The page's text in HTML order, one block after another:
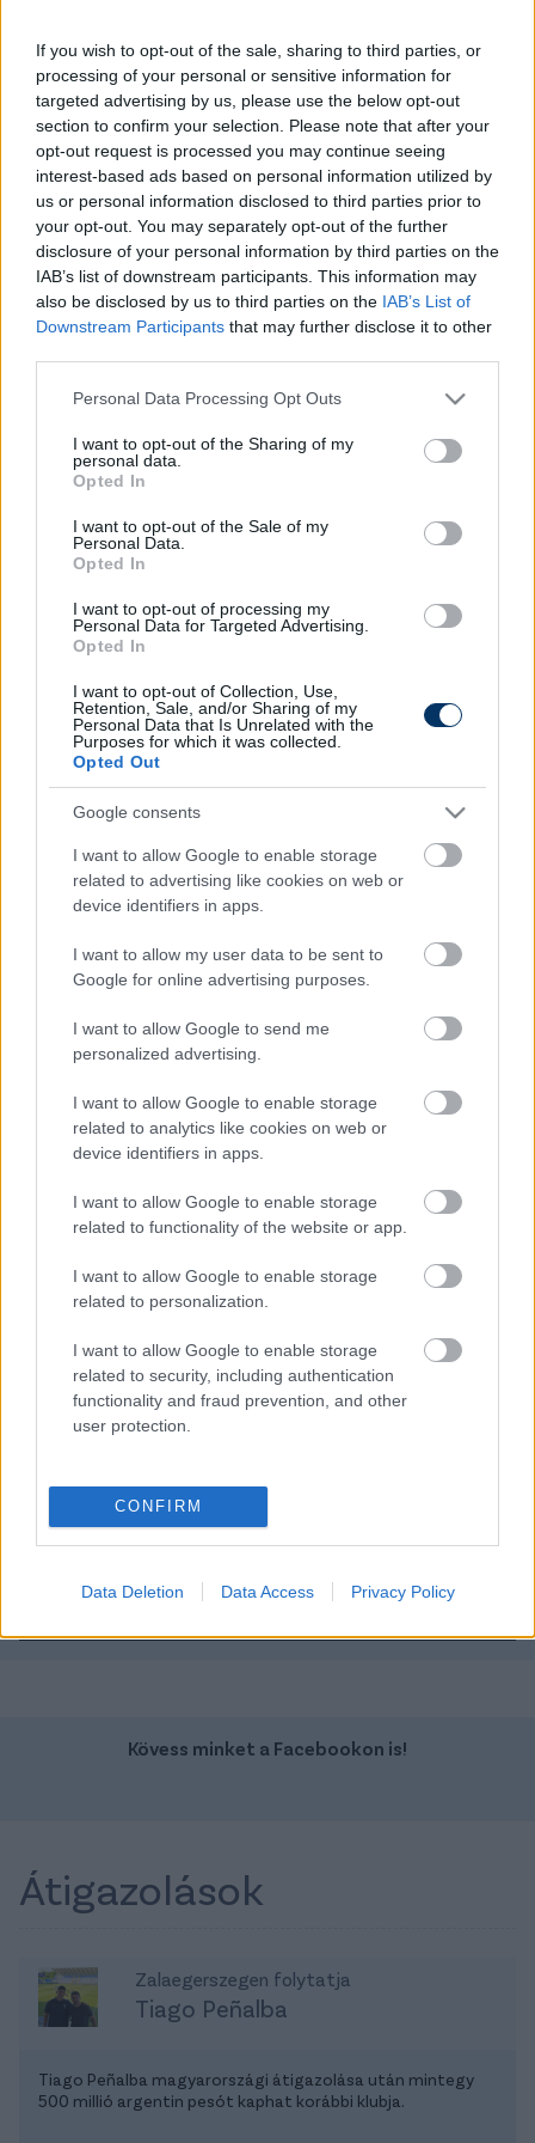
If you wish to opt-out of the sale, sharing to third parties, or
processing of your personal or sensitive information for
targeted advertising by us, please use the below opt-out
section to confirm your selection. Please note that after your
opt-out request is processed you may continue seeing
interest-based ads based on personal information utilized by
us or personal information disclosed to third parties prior to
your opt-out. You may separately opt-out of the further
disclosure of your personal information by third parties on the
IAB’s list of downstream participants. This information may
also be disclosed by us to third parties on the IAB’s List of
Downstream Participants that may further disclose it to other
Please note that this website/app uses one or more Google
not limited to your visit or usage behaviour. You may click to
grant or deny consent to Google and its third-party tags to
use your data for below specified purposes in below Google
consent section.
Personal Data Processing Opt Outs
I want to opt-out of the Sharing of my
personal data.
Opted In
I want to opt-out of the Sale of my
Personal Data.
Opted In
I want to opt-out of processing my
Personal Data for Targeted Advertising.
Opted In
I want to opt-out of Collection, Use,
Retention, Sale, and/or Sharing of my
Personal Data that Is Unrelated with the
Purposes for which it was collected.
Opted Out
Google consents
I want to allow Google to enable storage
related to advertising like cookies on web or
device identifiers in apps.
I want to allow my user data to be sent to
Google for online advertising purposes.
I want to allow Google to send me
personalized advertising.
I want to allow Google to enable storage
related to analytics like cookies on web or
device identifiers in apps.
I want to allow Google to enable storage
related to functionality of the website or app.
I want to allow Google to enable storage
related to personalization.
I want to allow Google to enable storage
related to security, including authentication
functionality and fraud prevention, and other
user protection.
CONFIRM
Data Deletion Data Access Privacy Policy
Magyar Kupa-mérkőzésen szerepelt - írja apfla.hu
belső védőként és védekező középpályásként is
bevethető labdarúgó ez idő alatt négy gólt szerzett
az NB I-ben, amelyek közül az egyik találat a 2022-
2023-as évadban a legszebbnek bizonyult az MLSZ
és az M4 Sport közös szavazásán.
A csapattal az elmúlt szezon végén bronzérmet
ünneplő 30 éves futballista szerződése június végén
lejár, és a nyáron távozik.
Nézd meg Batik bombagólját:
Itt állíthatod be, hogy a Csakfoci az elsők
Link másolása
CÍMKÉK: #PUSKÁS AKADÉMIA #BATIK BENCE
Autópiac
Ford Ranger
Szín: Fehér
Kövess minket a Facebookon is!
Átigazolások
Zalaegerszegen folytatja
Tiago Peñalba
Tiago Peñalba magyarországi átigazolása után mintegy
500 millió argentin pesót kaphat korábbi klubja.